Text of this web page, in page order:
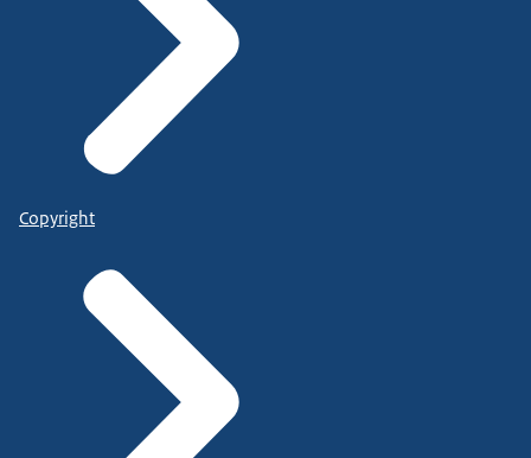
Copyright